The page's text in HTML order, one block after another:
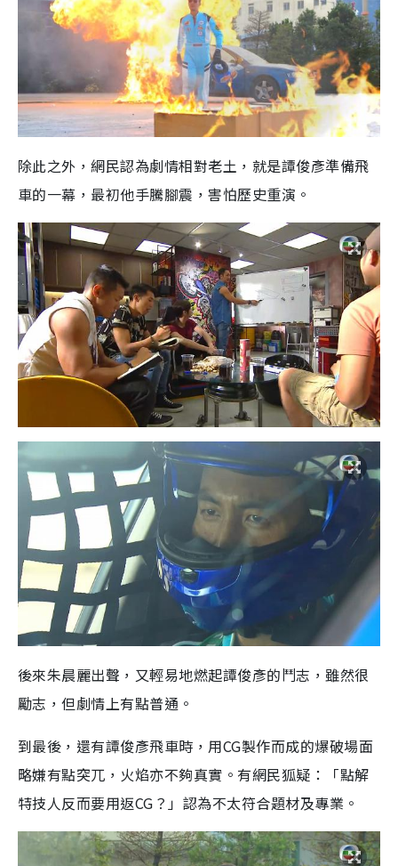
除此之外，網民認為劇情相對老土，就是譚俊彥準備飛
車的一幕，最初他手騰腳震，害怕歷史重演。
後來朱晨麗出聲，又輕易地燃起譚俊彥的鬥志，雖然很
勵志，但劇情上有點普通。
到最後，還有譚俊彥飛車時，用CG製作而成的爆破場面
略嫌有點突兀，火焰亦不夠真實。有網民狐疑：「點解
特技人反而要用返CG？」認為不太符合題材及專業。